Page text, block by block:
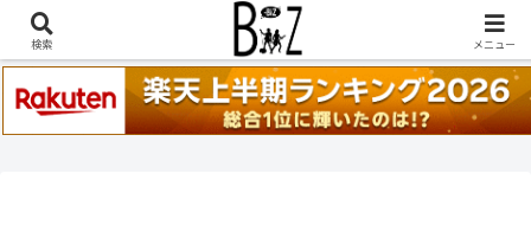
稲葉浩志『en-Zepp』『enⅣ』セトリ一覧はこちら
検索 メニュー